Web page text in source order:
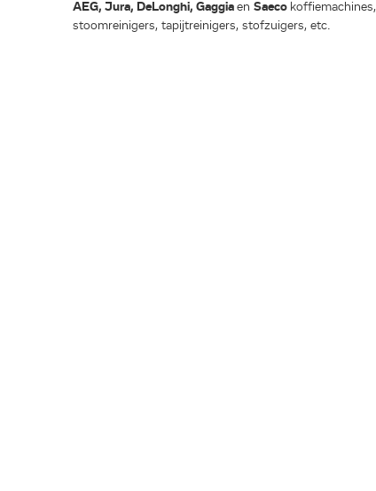
AEG, Jura, DeLonghi, Gaggiaen Saeco koffiemachines,
stoomreinigers, tapijtreinigers, stofzuigers, etc.